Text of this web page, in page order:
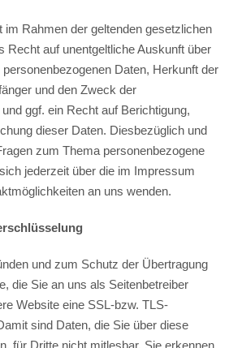
im Rahmen der geltenden gesetzlichen
Recht auf unentgeltliche Auskunft über
Daten, Herkunft der
und den Zweck der
ggf. ein Recht auf Berichtigung,
dieser Daten. Diesbezüglich und
zum Thema personenbezogene
jederzeit über die im Impressum
an uns wenden.
und zum Schutz der Übertragung
die Sie an uns als Seitenbetreiber
Website eine SSL-bzw. TLS-
sind Daten, die Sie über diese
für Dritte nicht mitlesbar. Sie erkennen